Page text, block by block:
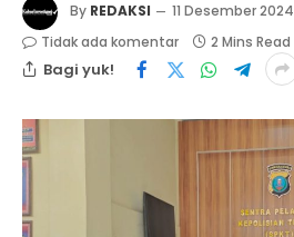
By REDAKSI
11 Desember 2024
Tidak ada komentar
2 Mins Read
Bagi yuk!